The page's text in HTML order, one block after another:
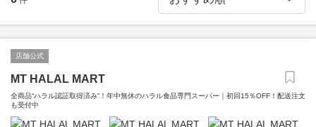
店舗公式
MT HALAL MART
全商品“ハラル認証取得済み”！年中無休のハラル食品専門スーパー｜初回15％OFF！配送注文
も受付中